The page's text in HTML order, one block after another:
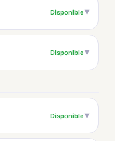
Disponible▼
Disponible▼
Disponible▼